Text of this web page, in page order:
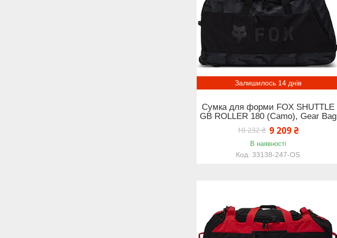
Залишилось 14 днів
Сумка для форми FOX SHUTTLE
GB ROLLER 180 (Camo), Gear Bag
10 232 ₴ 9 209 ₴
В наявності
33138-247-OS